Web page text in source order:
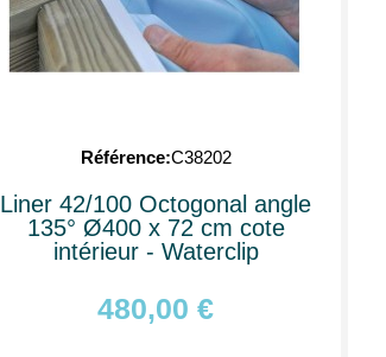
Référence C38202
Liner 42/100 Octogonal angle
135° Ø400 x 72 cm cote
intérieur - Waterclip
480,00 €